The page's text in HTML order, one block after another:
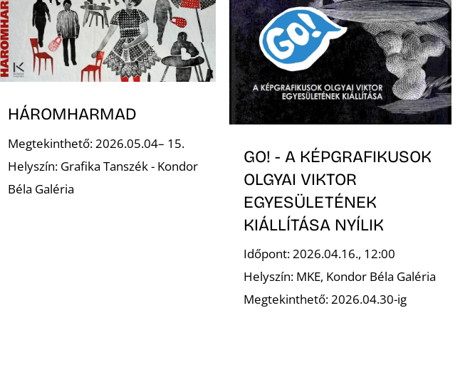
HÁROMHARMAD
Megtekinthető: 2026.05.04– 15.
Helyszín: Grafika Tanszék - Kondor
Béla Galéria
GO! - A KÉPGRAFIKUSOK
OLGYAI VIKTOR
EGYESÜLETÉNEK
KIÁLLÍTÁSA NYÍLIK
Időpont: 2026.04.16., 12:00
Helyszín: MKE, Kondor Béla Galéria
Megtekinthető: 2026.04.30-ig